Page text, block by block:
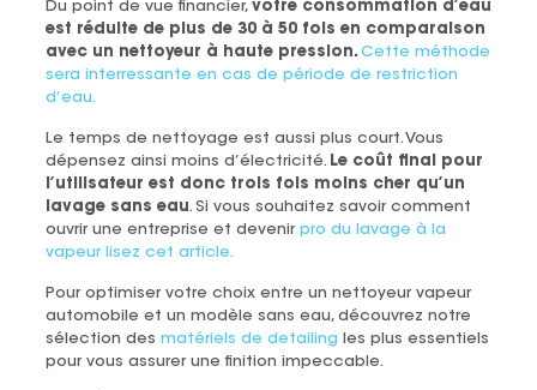
Du point de vue financier, votre consommation d’eau
est réduite de plus de 30 à 50 fois en comparaison
avec un nettoyeur à haute pression.Cette méthode
sera interressante en cas de période de restriction
d’eau.
Le temps de nettoyage est aussi plus court. Vous
dépensez ainsi moins d’électricité. Le coût final pour
l’utilisateur est donc trois fois moins cher qu’un
lavage sans eau. Si vous souhaitez savoir comment
ouvrir une entreprise et devenirpro du lavage à la
vapeur lisez cet article.
Pour optimiser votre choix entre un nettoyeur vapeur
automobile et un modèle sans eau, découvrez notre
sélection des matériels de detailing les plus essentiels
pour vous assurer une finition impeccable.